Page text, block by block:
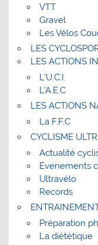
VTT
Gravel
Les Vélos
LES
LES ACTIONS
L’U.C.I.
L’A.E.C
LES ACTIONS
La F.F.C
CYCLISME
Actualité
Evenements
Ultravélo
Records
Préparation
La diététique